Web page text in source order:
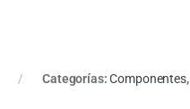
Categorías:Componentes,